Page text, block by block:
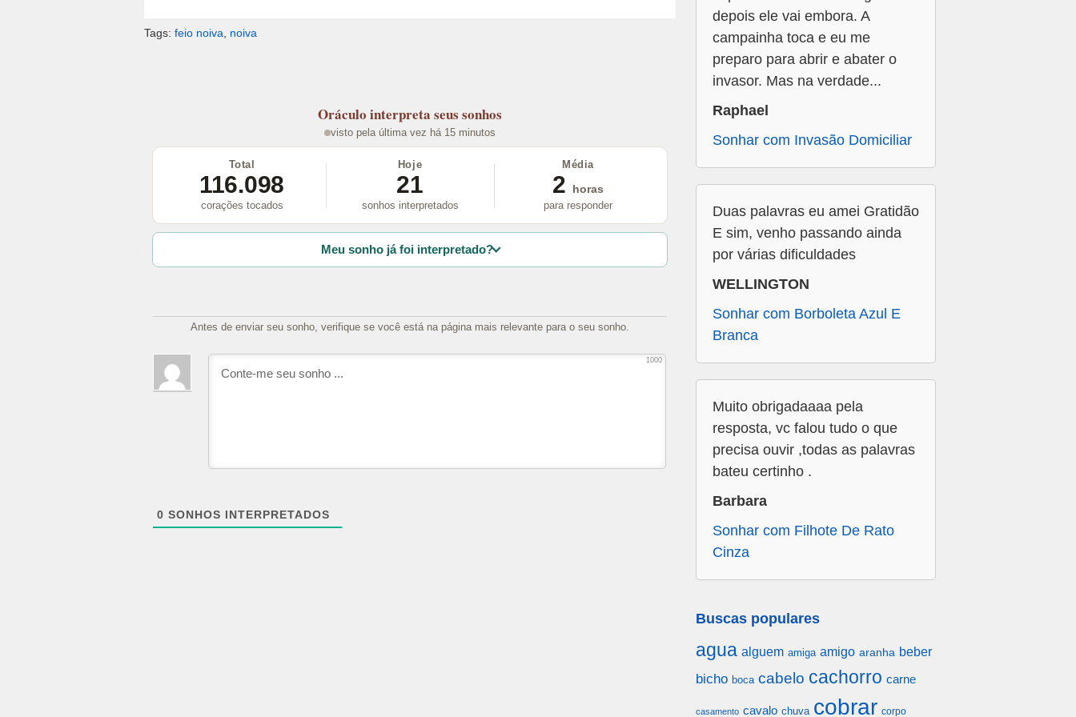
Tags: feio noiva noiva
Oráculo interpreta seus sonhos
visto pela última vez há 15 minutos
Total
116.098
corações tocados
Hoje
21
sonhos interpretados
Média
2
horas
para responder
Meu sonho já foi interpretado?
Antes de enviar seu sonho, verifique se você está na página mais relevante para o seu sonho.
1000
0 SONHOS INTERPRETADOS
depois ele vai embora. A
campainha toca e eu me
preparo para abrir e abater o
invasor. Mas na verdade...
Raphael
Sonhar com Invasão Domiciliar
Duas palavras eu amei Gratidão
E sim, venho passando ainda
por várias dificuldades
WELLINGTON
Sonhar com Borboleta Azul E
Branca
Muito obrigadaaaa pela
resposta, vc falou tudo o que
precisa ouvir ,todas as palavras
bateu certinho .
Barbara
Sonhar com Filhote De Rato
Cinza
Buscas populares
agua alguem amiga amigo aranha beber
bicho boca cabelo cachorro carne
casamento cavalo chuva cobrar corpo